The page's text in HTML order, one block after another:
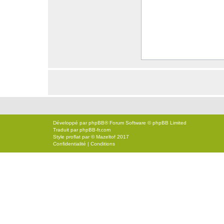
Développé parphpBB® Forum Software © phpBB Limited
Traduit parphpBB-fr.com
Style proflat par ©Mazeltof 2017
Confidentialité | Conditions